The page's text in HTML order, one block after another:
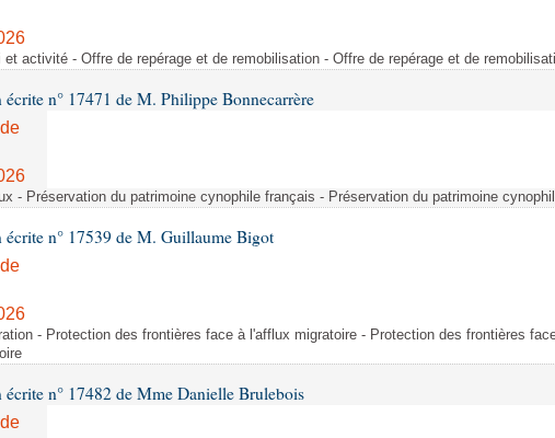
et activité - Offre de repérage et de remobilisation - Offre de repérage et de
écrite n° 17471 de M. Philippe Bonnecarrère
- Préservation du patrimoine cynophile français - Préservation du patrimoine
écrite n° 17539 de M. Guillaume Bigot
- Protection des frontières face à l'afflux migratoire - Protection des frontières
écrite n° 17482 de Mme Danielle Brulebois